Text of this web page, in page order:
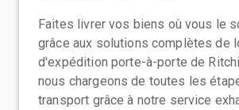
Faites livrer vos biens où vous le
grâce aux solutions complètes de
d'expédition porte-à-porte de
nous chargeons de toutes les
transport grâce à notre service